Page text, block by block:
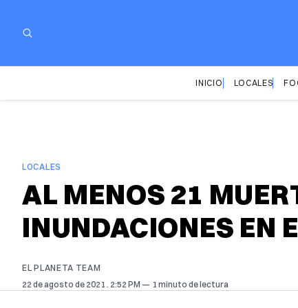
INICIO LOCALES
LOCALES
AL MENOS 21
INUNDACIONES EN
EL PLANETA TEAM
22 de agosto de 2021 . 2:52 PM 1 minuto de lectura